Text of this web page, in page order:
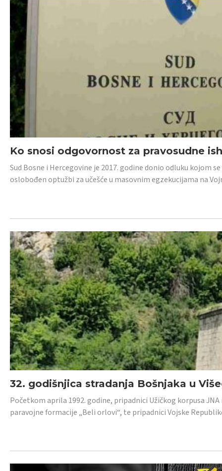
Ko snosi odgovornost za pravosudne
Sud Bosne i Hercegovine je 2017. godine donio odluku kojom
oslobođen optužbi za učešće u masovnim egzekucijama na
32. godišnjica stradanja Bošnjaka u
Početkom aprila 1992. godine, pripadnici Užičkog korpusa
paravojne formacije „Beli orlovi“, te pripadnici Vojske